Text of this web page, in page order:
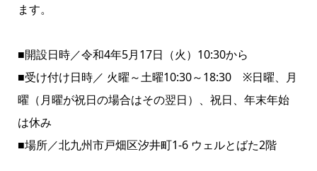
ます。
■開設日時／令和4年5月17日（火）10:30から
■受け付け日時／ 火曜～土曜10:30～18:30 ※日曜、月
曜（月曜が祝日の場合はその翌日）、祝日、年末年始
は休み
■場所／北九州市戸畑区汐井町1-6 ウェルとばた2階